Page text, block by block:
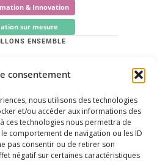
consentement
nous utilisons des technologies
et/ou accéder aux informations des
ces technologies nous permettra de
comportement de navigation ou les ID
pas consentir ou de retirer son
négatif sur certaines caractéristiques
& Innovation
sur mesure
ENSEMBLE
? Trouvons les solutions
vous